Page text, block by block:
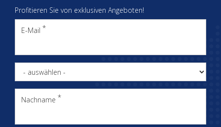
Pro­fi­tie­ren Sie von ex­klu­si­ven An­ge­bo­ten!
E-Mail
Nachname